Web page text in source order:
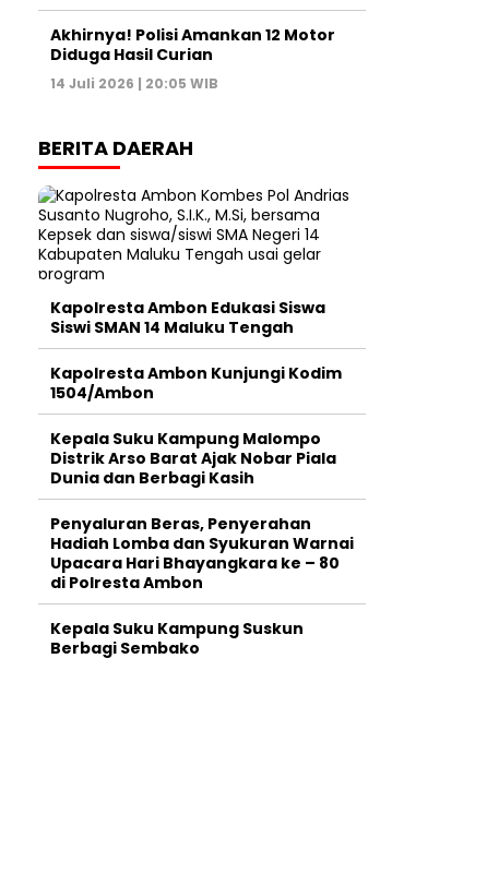
Akhirnya! Polisi Amankan 12 Motor
Diduga Hasil Curian
14 Juli 2026 | 20:05 WIB
BERITA DAERAH
Kapolresta Ambon Edukasi Siswa
Siswi SMAN 14 Maluku Tengah
Kapolresta Ambon Kunjungi Kodim
1504/Ambon
Kepala Suku Kampung Malompo
Distrik Arso Barat Ajak Nobar Piala
Dunia dan Berbagi Kasih
Penyaluran Beras, Penyerahan
Hadiah Lomba dan Syukuran Warnai
Upacara Hari Bhayangkara ke – 80
di Polresta Ambon
Kepala Suku Kampung Suskun
Berbagi Sembako